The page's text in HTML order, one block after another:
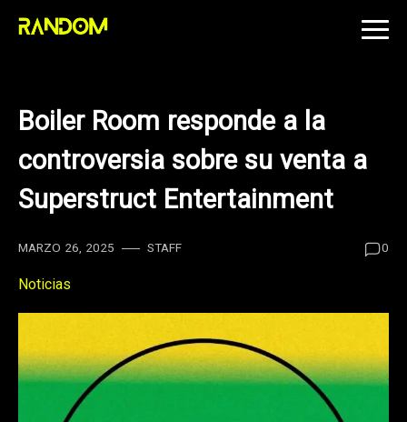
Skip
Boiler Room responde a la
controversia sobre su venta a
Superstruct Entertainment
MARZO 26, 2025 STAFF 0
Noticias